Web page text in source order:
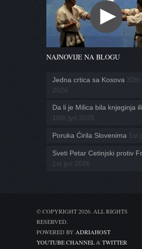
NAJNOVIJE NA BLOGU
Jedna crtica sa Kosova 30th
2026
Da li je Milica bila knjeginja
18th јул 2026
Poruka Ćirila Slovenima 1st
Sveti Petar Cetinjski protiv
1st јул 2026
© COPYRIGHT 2026. ALL RIGHTS
POWERED BY ADRIAHOST
YOUTUBE CHANNEL& TWITTER